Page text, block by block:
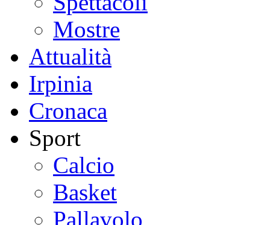
Mostre
Attualità
Irpinia
Cronaca
Sport
Calcio
Basket
Pallavolo